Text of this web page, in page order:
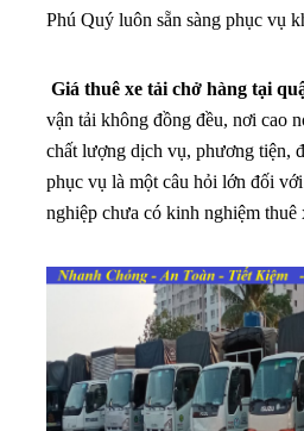
Phú Quý luôn sẵn sàng phục vụ
Giá thuê xe tải chở hàng tại
vận tải không đồng đều, nơi cao
chất lượng dịch vụ, phương tiện,
phục vụ là một câu hỏi lớn đối
nghiệp chưa có kinh nghiệm thuê